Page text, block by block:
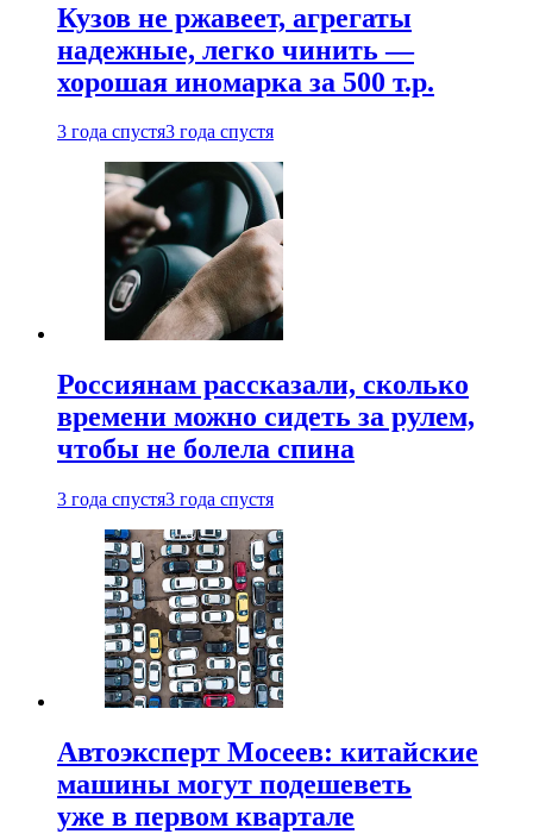
Кузов не ржавеет, агрегаты
надежные, легко чинить —
хорошая иномарка за 500 т.р.
3 года спустя3 года спустя
Россиянам рассказали, сколько
времени можно сидеть за рулем,
чтобы не болела спина
3 года спустя3 года спустя
Автоэксперт Мосеев: китайские
машины могут подешеветь
уже в первом квартале